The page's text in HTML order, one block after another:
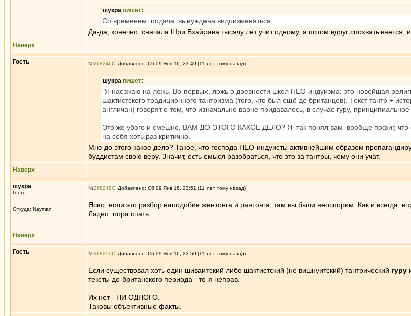
шукра пишет:
Со временем подача вынуждена видоизменяться
Да-да, конечно: сначала Шри Бхайрава тысячу лет учит одному, а потом вдруг
Наверх
Гость №268246 Добавлено: Сб 09 Янв 16, 23:49 (11 лет тому назад)
шукра пишет:
"Я наезжаю на ложь. Во-первых, ложь о древности школ НЕО-индуизма: это новейшая
шактистского традиционного тантризма (того, что был ещё до британцев). Текст тантр +
англичан) говорят о том, что изначально варне придавалось, в случае гуру,
Это же убого и смешно, ВАМ ДО ЭТОГО КАКОЕ ДЕЛО? Я так понял вам вообще пофиг, что
на себя хоть раз критично.
Мне до этого какое дело? Такое, что господа НЕО-индуисты активнейшим образом
буддистам свою веру. Значит, есть смысл разобраться, что это за тантры, чему они учат.
Наверх
шукра
Гость
Откуда: Nayman
№268248 Добавлено: Сб 09 Янв 16, 23:51 (11 лет тому назад)
Ясно, если это разбор наподобие жентонга и рантонга, там вы были неоспорим. Как и всегда,
Ладно, пора спать.
Наверх
Гость №268250 Добавлено: Сб 09 Янв 16, 23:59 (11 лет тому назад)
Если существовал хоть один шиваитский либо шактистский (не вишнуитский) тантрический гуру
тексты до-британского периода - то я неправ.
Их нет - НИ ОДНОГО.
Таковы объективные факты.